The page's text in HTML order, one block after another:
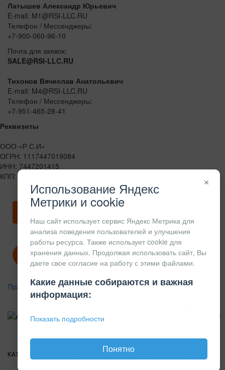
Латышев Александр Юрьевич
E-mail: M1@RSI-LLC.RU
Телефон / Мессенджеры:
+7-900-060-96-10
Почта для заявок:
SALE@RSI-LLC.RU
Тихонов Вячеслав Анатольевич
E-mail: M4@RSI-LLC.RU
Телефон / Мессенджеры:
+7-951-465-28-41
Реквизиты
ООО «Р.С.И»
ОГРН: 1117447019084
ИНН: 7447201415
КПП: 744701001
Скачать карточку предприятия
Политика конфиденциальности
Правила возврата
КОНСТРУКЦИОННЫЙ
КАТАЛОГ
×
Использование Яндекс
Метрики и cookie
Наш сайт использует сервис Яндекс Метрика для
анализа поведения пользователей и улучшения
работы ресурса. Также использует cookie для
хранения данных. Продолжая использовать сайт, Вы
даете свое согласие на работу с этими файлами.
Какие данные собираются и важная
информация:
Показать подробности
Понятно